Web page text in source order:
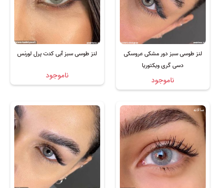
لنز طوسی سبز دور مشکی عروسکی
دسی گری ویکتوریا
ناموجود
لنز طوسی سبز آبی کدت پرل لورنس
ناموجود
سالانه